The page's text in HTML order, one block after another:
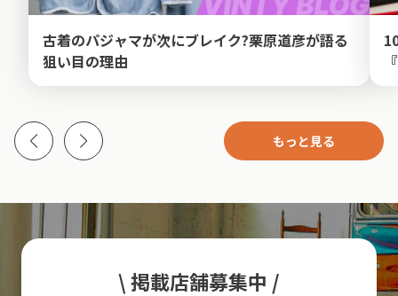
古着のパジャマが次にブレイク?栗原道彦が語る
狙い目の理由
もっと見る
\ 掲載店舗募集中 /